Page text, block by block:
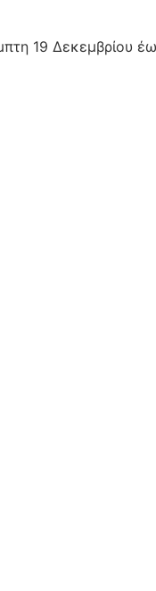
19 Δεκεμβρίου